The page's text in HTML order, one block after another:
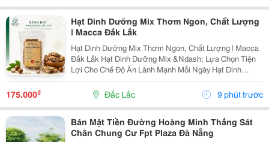
Hạt Dinh Dưỡng Mix Thơm Ngon, Chất Lượng
| Macca Đắk Lắk
Hạt Dinh Dưỡng Mix Thơm Ngon, Chất Lượng | Macca
Đắk Lắk Hạt Dinh Dưỡng Mix &Ndash; Lựa Chọn Tiện
Lợi Cho Chế Độ Ăn Lành Mạnh Mỗi Ngày Hạt Dinh
Dưỡng Mix Là Sự Kết Hợp Của Nhiều Loại Hạt Giàu
Dưỡng Chất, Mang Đến Hương Vị Thơm Ngon Và Tiện
175.000₫ Đắc Lắc 9 phút trước
Bán Mặt Tiền Đường Hoàng Minh Thắng Sát
Chân Chung Cư Fpt Plaza Đà Nẵng